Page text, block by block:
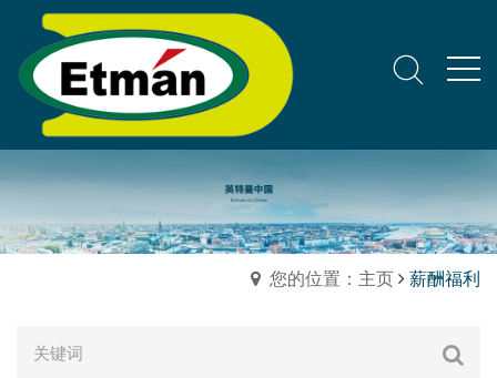
您的位置：主页 薪酬福利